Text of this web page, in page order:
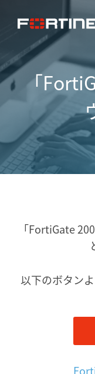
「
「FortiGate
以下のボタン